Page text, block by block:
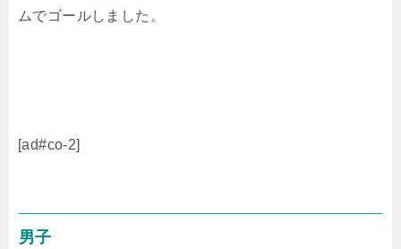
ムでゴールしました。
[ad#co-2]
男子